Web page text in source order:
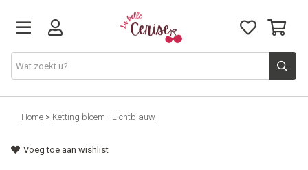
Just arrived
Juwelen & Accessoires
Home > Ketting bloem - Lichtblauw
Voeg toe aan wishlist